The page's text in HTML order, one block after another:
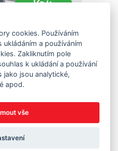
cookies. Používáním
a používáním
Zakliknutím pole
k ukládání a používání
jako jsou analytické,
apod.
vše